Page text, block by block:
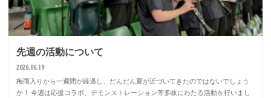
先週の活動について
2026.06.19
梅雨入りから一週間が経過し、だんだん夏が近づいてきたのではないでしょう
か！ 今週は応援コラボ、デモンストレーション等多岐にわたる活動を行いまし